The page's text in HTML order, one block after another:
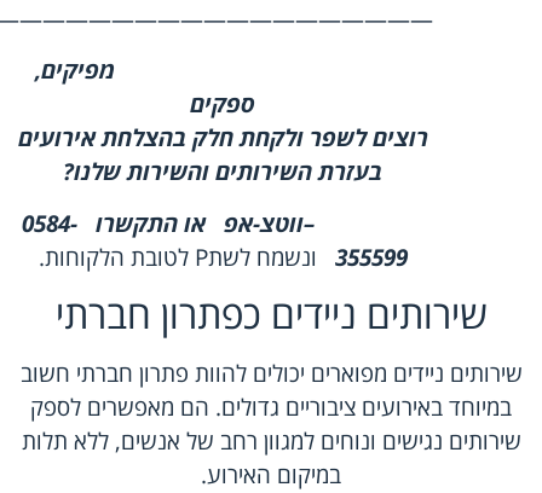
מפיקים,
ספקים
רוצים לשפר ולקחת חלק בהצלחת אירועים
בעזרת השירותים והשירות שלנו?
–ווטצ-אפ או התקשרו 0584-
355599 ונשמח לשתP לטובת הלקוחות.
שירותים ניידים כפתרון חברתי
שירותים ניידים מפוארים יכולים להוות פתרון חברתי חשוב
במיוחד באירועים ציבוריים גדולים. הם מאפשרים לספק
שירותים נגישים ונוחים למגוון רחב של אנשים, ללא תלות
במיקום האירוע.